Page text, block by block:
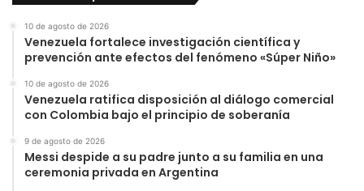
10 de agosto de 2026
Venezuela fortalece investigación científica y
prevención ante efectos del fenómeno «Súper Niño»
10 de agosto de 2026
Venezuela ratifica disposición al diálogo comercial
con Colombia bajo el principio de soberanía
9 de agosto de 2026
Messi despide a su padre junto a su familia en una
ceremonia privada en Argentina